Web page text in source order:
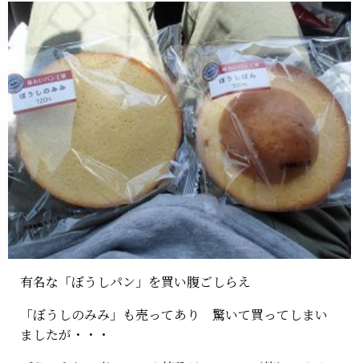
有名な「ぼうしパン」を買い腹ごしらえ
「ぼうしのみみ」も売ってあり 驚いて買ってしまい
ましたが・・・